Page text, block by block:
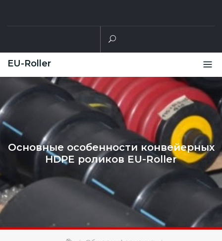
EU-Roller
Основные особенности конвейерных
HDPE роликов EU-Roller